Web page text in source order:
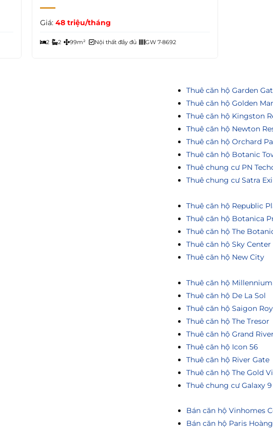
Giá: 48 triệu/tháng
2 2 99m² Nội thất đầy đủ GW 7-8692
Thuê căn hộ Garden
Thuê căn hộ Golden
Thuê căn hộ Kingston
Thuê căn hộ Newton
Thuê căn hộ Orchard
Thuê căn hộ Botanic
Thuê chung cư PN
Thuê chung cư Satra
Thuê căn hộ Republic
Thuê căn hộ Botanica
Thuê căn hộ The
Thuê căn hộ Sky Center
Thuê căn hộ New City
Thuê căn hộ Millennium
Thuê căn hộ De La Sol
Thuê căn hộ Saigon
Thuê căn hộ The Tresor
Thuê căn hộ Grand
Thuê căn hộ Icon 56
Thuê căn hộ River Gate
Thuê căn hộ The Gold
Thuê chung cư Galaxy 9
Bán căn hộ Vinhomes
Bán căn hộ Paris